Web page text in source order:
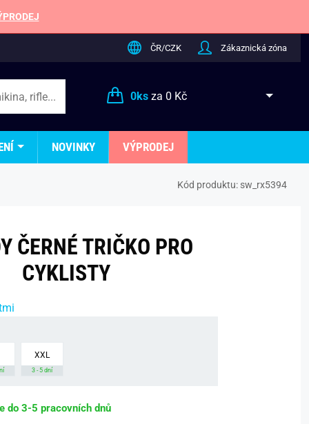
ČR/CZK Zákaznická zóna
0ksza 0 Kč
NOVINKY VÝPRODEJ
Kód produktu: sw_rx5394
ČERNÉ TRIČKO PRO
CYKLISTY
XXL
3 - 5 dní
do 3-5 pracovních dnů